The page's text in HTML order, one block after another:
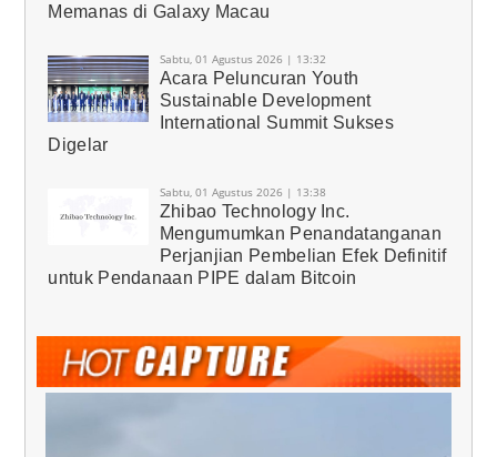
Memanas di Galaxy Macau
Sabtu, 01 Agustus 2026 | 13:32
Acara Peluncuran Youth
Sustainable Development
International Summit Sukses
Digelar
Sabtu, 01 Agustus 2026 | 13:38
Zhibao Technology Inc.
Mengumumkan Penandatanganan
Perjanjian Pembelian Efek Definitif
untuk Pendanaan PIPE dalam Bitcoin